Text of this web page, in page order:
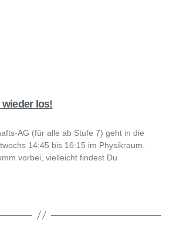
wieder los!
AG (für alle ab Stufe 7) geht in die
14:45 bis 16:15 im Physikraum.
vorbei, vielleicht findest Du